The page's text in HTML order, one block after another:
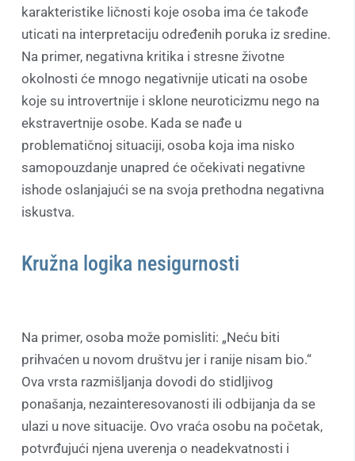
karakteristike ličnosti koje osoba ima će takođe
uticati na interpretaciju određenih poruka iz sredine.
Na primer, negativna kritika i stresne životne
okolnosti će mnogo negativnije uticati na osobe
koje su introvertnije i sklone neuroticizmu nego na
ekstravertnije osobe. Kada se nađe u
problematičnoj situaciji, osoba koja ima nisko
samopouzdanje unapred će očekivati negativne
ishode oslanjajući se na svoja prethodna negativna
iskustva.
Kružna logika nesigurnosti
Na primer, osoba može pomisliti: „Neću biti
prihvaćen u novom društvu jer i ranije nisam bio.“
Ova vrsta razmišljanja dovodi do stidljivog
ponašanja, nezainteresovanosti ili odbijanja da se
ulazi u nove situacije. Ovo vraća osobu na početak,
potvrđujući njena uverenja o neadekvatnosti i